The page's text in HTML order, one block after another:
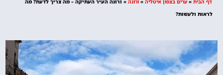
דף הבית » ערים בצפון איטליה » ורונה » ורונה העיר העתיקה – מה צריך לדעת? מה
לראות ולעשות?